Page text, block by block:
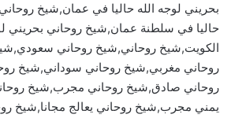
بحريني لوجه الله حاليا في عمان,شيخ
حاليا في سلطنة عمان,شيخ روحاني بحريني
الكويت,شيخ روحاني,شيخ روحاني
روحاني مغربي,شيخ روحاني سوداني,شيخ
روحاني صادق,شيخ روحاني مجرب,شيخ
يمني مجرب,شيخ روحاني يعالج مجانا,شيخ